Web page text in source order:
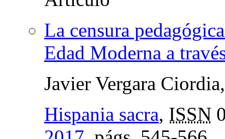
La censura
Edad Moderna a
Javier Vergara
Hispania sacra, ISSN